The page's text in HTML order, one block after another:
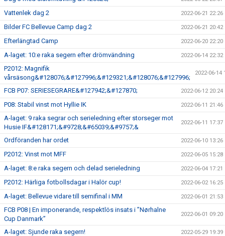
Vattenlek dag 2 2022-06-21 22:26
Bilder FC Bellevue Camp dag 2 2022-06-21 20:42
Efterlängtad Camp 2022-06-20 22:20
A-laget: 10:e raka segern efter drömvändning 2022-06-14 22:32
P2012: Magnifik
vårsäsong&#128076;&#127996;&#129321;&#128076;&#127996;
2022-06-14
FCB P07: SERIESEGRARE&#127942;&#127870; 2022-06-12 20:24
P08: Stabil vinst mot Hyllie IK 2022-06-11 21:46
A-laget: 9 raka segrar och serieledning efter storseger mot
Husie IF&#128171;&#9728;&#65039;&#9757;&
2022-06-11 17:37
Ordföranden har ordet 2022-06-10 13:26
P2012: Vinst mot MFF 2022-06-05 15:28
A-laget: 8:e raka segern och delad serieledning 2022-06-04 17:21
P2012: Härliga fotbollsdagar i Halör cup! 2022-06-02 16:25
A-laget: Bellevue vidare till semifinal i MM 2022-06-01 21:53
FCB P08 | En imponerande, respektlös insats i ”Nørhalne
Cup Danmark”
2022-06-01 09:20
A-laget: Sjunde raka segern! 2022-05-29 19:39